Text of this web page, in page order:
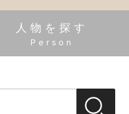
人物を探す
Person